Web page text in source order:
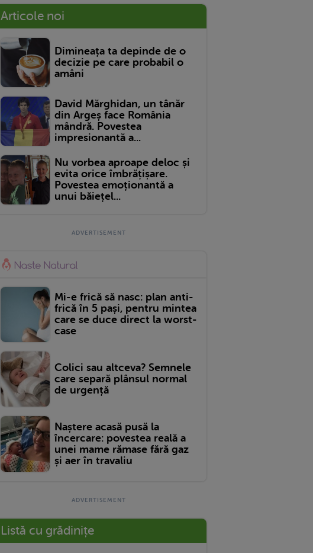
Articole noi
Dimineața ta depinde de o
decizie pe care probabil o
amâni
David Mărghidan, un tânăr
din Argeș face România
mândră. Povestea
impresionantă a...
Nu vorbea aproape deloc și
evita orice îmbrățișare.
Povestea emoționantă a
unui băiețel...
Mi-e frică să nasc: plan anti-
frică în 5 pași, pentru mintea
care se duce direct la worst-
case
Colici sau altceva? Semnele
care separă plânsul normal
de urgență
Naștere acasă pusă la
încercare: povestea reală a
unei mame rămase fără gaz
și aer în travaliu
Listă cu grădinițe